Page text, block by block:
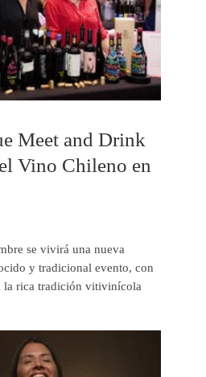
Meet and Drink
Vino Chileno en
se vivirá una nueva
y tradicional evento, con
la rica tradición vitivinícola